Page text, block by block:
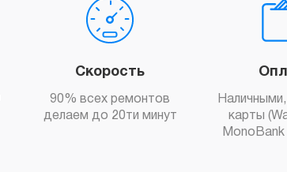
Скорость
90% всех ремонтов
делаем до 20ти минут
карты